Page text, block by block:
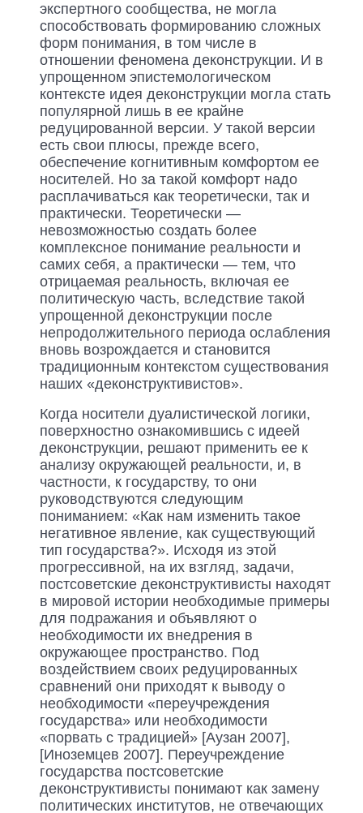
экспертного сообщества, не могла
способствовать формированию сложных
форм понимания, в том числе в
отношении феномена деконструкции. И в
упрощенном эпистемологическом
контексте идея деконструкции могла стать
популярной лишь в ее крайне
редуцированной версии. У такой версии
есть свои плюсы, прежде всего,
обеспечение когнитивным комфортом ее
носителей. Но за такой комфорт надо
расплачиваться как теоретически, так и
практически. Теоретически —
невозможностью создать более
комплексное понимание реальности и
самих себя, а практически — тем, что
отрицаемая реальность, включая ее
политическую часть, вследствие такой
упрощенной деконструкции после
непродолжительного периода ослабления
вновь возрождается и становится
традиционным контекстом существования
наших «деконструктивистов».
Когда носители дуалистической логики,
поверхностно ознакомившись с идеей
деконструкции, решают применить ее к
анализу окружающей реальности, и, в
частности, к государству, то они
руководствуются следующим
пониманием: «Как нам изменить такое
негативное явление, как существующий
тип государства?». Исходя из этой
прогрессивной, на их взгляд, задачи,
постсоветские деконструктивисты находят
в мировой истории необходимые примеры
для подражания и объявляют о
необходимости их внедрения в
окружающее пространство. Под
воздействием своих редуцированных
сравнений они приходят к выводу о
необходимости «переучреждения
государства» или необходимости
«порвать с традицией» [Аузан 2007],
[Иноземцев 2007]. Переучреждение
государства постсоветские
деконструктивисты понимают как замену
политических институтов, не отвечающих